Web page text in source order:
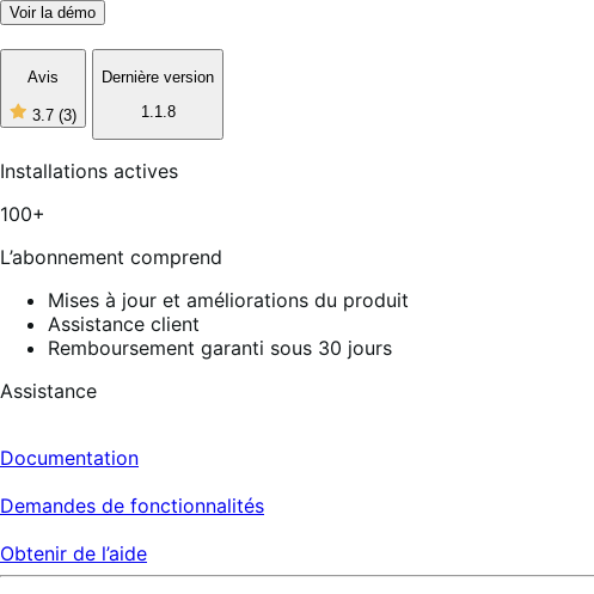
Voir la démo
Avis
3.7 (3)
3
sur
avis
Dernière version
1.1.8
Installations actives
100+
L’abonnement comprend
Mises à jour et améliorations du produit
Assistance client
Remboursement garanti sous 30 jours
Assistance
Documentation
Demandes de fonctionnalités
Obtenir de l’aide